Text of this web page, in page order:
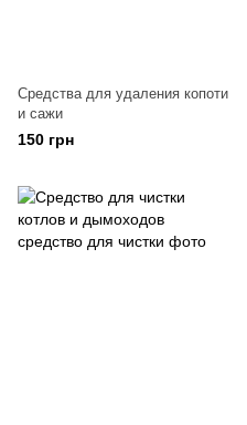
Средства для удаления копоти
и сажи
150 грн